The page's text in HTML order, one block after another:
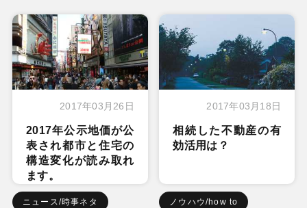
2017年03月26日
2017年公示地価が公
表され都市と住宅の
構造変化が読み取れ
ます。
ニュース/時事ネタ
2017年03月18日
相続した不動産の有
効活用は？
ノウハウ/how to